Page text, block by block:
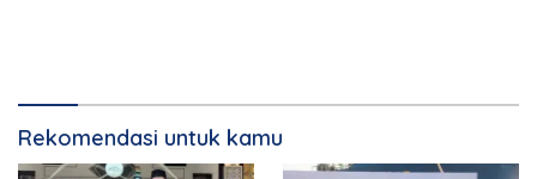
Rekomendasi untuk kamu